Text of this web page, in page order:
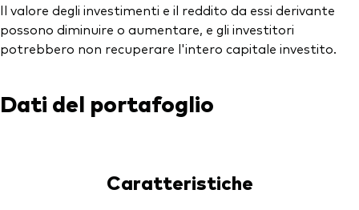
Il valore degli investimenti e il reddito da essi derivante
possono diminuire o aumentare, e gli investitori
potrebbero non recuperare l'intero capitale investito.
Dati del portafoglio
Caratteristiche